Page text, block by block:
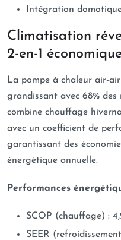
Intégration
Climatisation
2-en-1
La pompe à chaleur air-
grandissant avec 68%
combine chauffage
avec un coefficient de
garantissant des
énergétique annuelle.
Performances
SCOP (chauffage) :
SEER